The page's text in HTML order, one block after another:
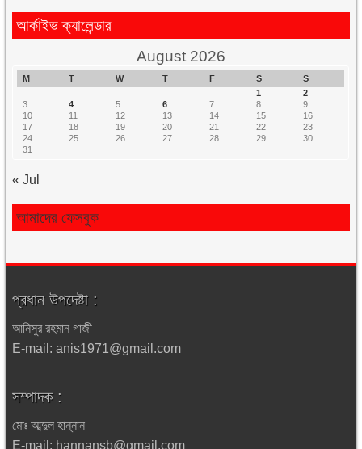
আর্কাইভ ক্যালেন্ডার
August 2026
M T W T F S
S
1
2
3
4 5 6 7 8
9
10
11 12 13 14 15
16
17
18 19 20 21 22
23
24
25 26 27 28 29
30
31
« Jul
আমাদের ফেসবুক
প্রধান উপদেষ্টা :
আনিসুর রহমান গাজী
E-mail: anis1971@gmail.com
সম্পাদক :
মোঃ আব্দুল হান্নান
E-mail: hannansb@gmail.com